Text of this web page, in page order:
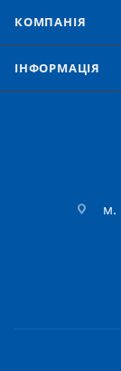
КОМПАНІЯ
IНФОРМАЦІЯ
м.